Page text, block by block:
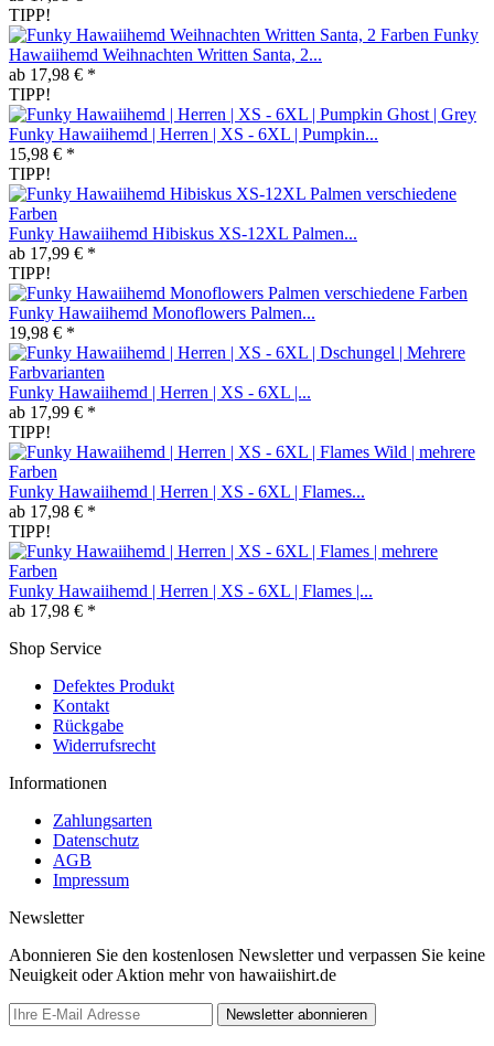
TIPP!
Funky
Hawaiihemd Weihnachten Written Santa, 2...
ab 17,98 € *
TIPP!
Funky Hawaiihemd | Herren | XS - 6XL | Pumpkin...
15,98 € *
TIPP!
Funky Hawaiihemd Hibiskus XS-12XL Palmen...
ab 17,99 € *
TIPP!
Funky Hawaiihemd Monoflowers Palmen...
19,98 € *
Funky Hawaiihemd | Herren | XS - 6XL |...
ab 17,99 € *
TIPP!
Funky Hawaiihemd | Herren | XS - 6XL | Flames...
ab 17,98 € *
TIPP!
Funky Hawaiihemd | Herren | XS - 6XL | Flames |...
ab 17,98 € *
Shop Service
Defektes Produkt
Kontakt
Rückgabe
Widerrufsrecht
Informationen
Zahlungsarten
Datenschutz
AGB
Impressum
Newsletter
Abonnieren Sie den kostenlosen Newsletter und verpassen Sie keine
Neuigkeit oder Aktion mehr von hawaiishirt.de
Newsletter abonnieren